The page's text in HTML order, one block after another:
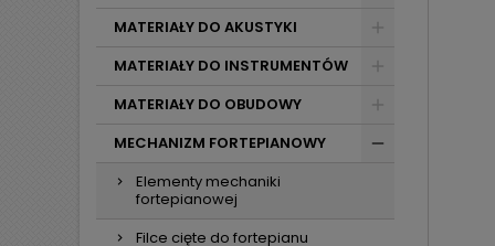
MATERIAŁY DO AKUSTYKI
MATERIAŁY DO INSTRUMENTÓW
MATERIAŁY DO OBUDOWY
MECHANIZM FORTEPIANOWY
Elementy mechaniki
fortepianowej
Filce cięte do fortepianu